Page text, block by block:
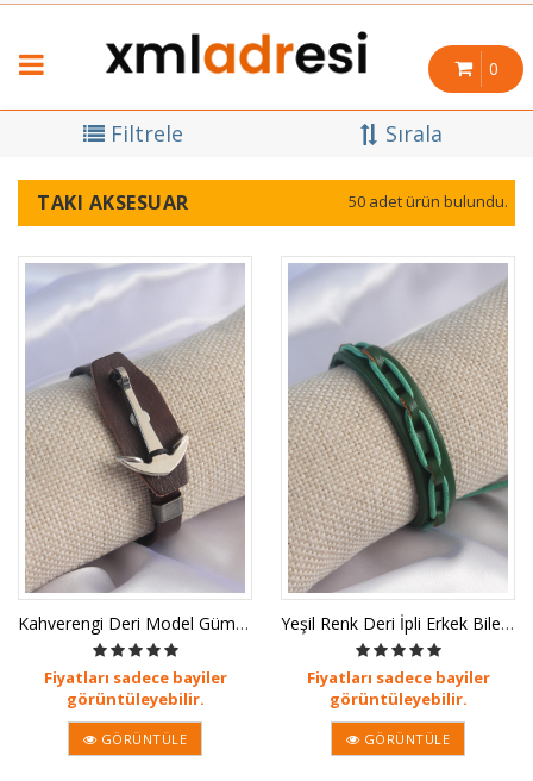
0
Filtrele Sırala
TAKI AKSESUAR 50 adet ürün bulundu.
Kahverengi Deri Model Gümüş Renk Ça
Fiyatları sadece bayiler
görüntüleyebilir.
GÖRÜNTÜLE
Yeşil Renk Deri İpli Erkek Bileklik
Fiyatları sadece bayiler
görüntüleyebilir.
GÖRÜNTÜLE